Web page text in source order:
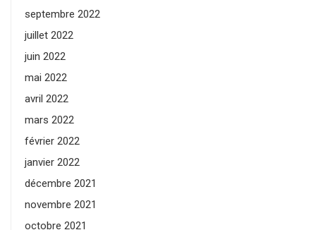
septembre 2022
juillet 2022
juin 2022
mai 2022
avril 2022
mars 2022
février 2022
janvier 2022
décembre 2021
novembre 2021
octobre 2021